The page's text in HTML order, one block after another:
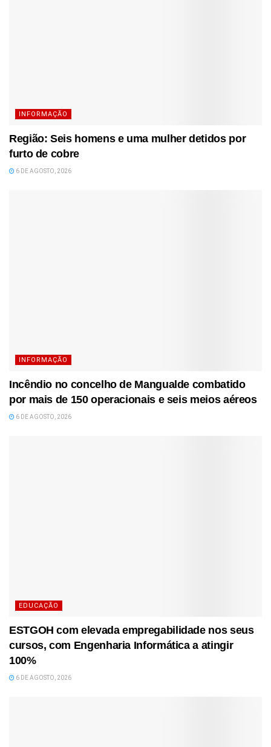
INFORMAÇÃO
Região: Seis homens e uma mulher detidos por
furto de cobre
6 DE AGOSTO, 2026
INFORMAÇÃO
Incêndio no concelho de Mangualde combatido
por mais de 150 operacionais e seis meios aéreos
6 DE AGOSTO, 2026
EDUCAÇÃO
ESTGOH com elevada empregabilidade nos seus
cursos, com Engenharia Informática a atingir
100%
6 DE AGOSTO, 2026